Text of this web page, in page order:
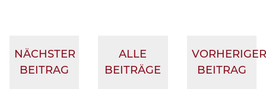
NÄCHSTER
BEITRAG
ALLE
BEITRÄGE
VORHERIGER
BEITRAG